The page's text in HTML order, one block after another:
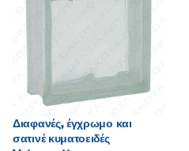
Διαφανές, έγχρωμο και
σατινέ κυματοειδές